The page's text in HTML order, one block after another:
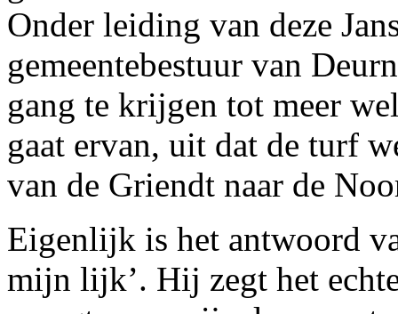
Onder leiding van deze
gemeentebestuur van
gang te krijgen tot meer
gaat ervan, uit dat de turf
van de Griendt naar de
Eigenlijk is het antwoord
mijn lijk’. Hij zegt het